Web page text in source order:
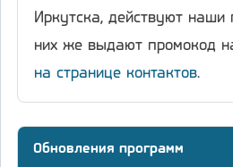
Иркутска, действуют наши
них же выдают промокод
на странице контактов.
Обновления программ